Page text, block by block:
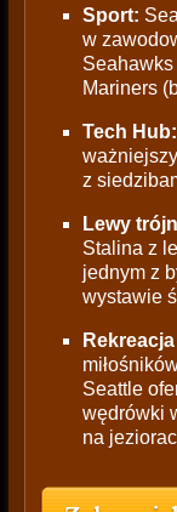
Sport:
w
Mariners
Tech Hub:
z
Lewy
Stalina z
jednym z
wystawie
Seattle
wędrówki
na